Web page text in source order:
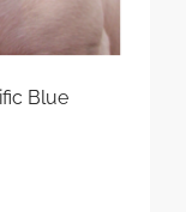
Blue